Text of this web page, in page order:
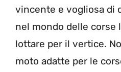
vincente e vogliosa di
nel mondo delle corse
lottare per il vertice.
moto adatte per le